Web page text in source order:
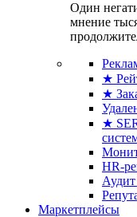
Один
мнение
★
★
★
HR-
Маркетплейсы